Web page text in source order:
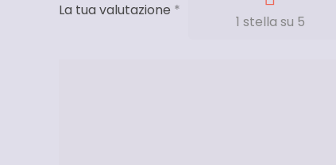
La tua valutazione *
1 stella su 5